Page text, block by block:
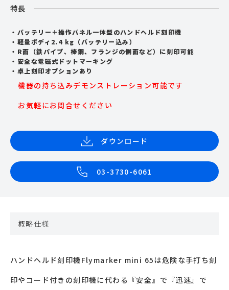
特長
バッテリー＋操作パネル一体型のハンドヘルド刻印機
軽量ボディ2.4 kg（バッテリー込み）
R面（鉄パイプ、棒鋼、フランジの側面など）に刻印可能
安全な電磁式ドットマーキング
卓上刻印オプションあり
機器の持ち込みデモンストレーション可能です
お気軽にお問合せください
ダウンロード
03-3730-6061
概略仕様
ハンドヘルド刻印機Flymarker mini 65は危険な手打ち刻
印やコード付きの刻印機に代わる『安全』で『迅速』で